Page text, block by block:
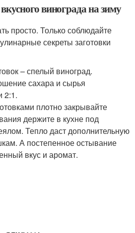
винограда на зиму
просто. Только соблюдайте
секреты заготовки
– спелый виноград.
сахара и сырья
2:1.
плотно закрывайте
держите в кухне под
Тепло даст дополнительную
А постепенное остывание
вкус и аромат.